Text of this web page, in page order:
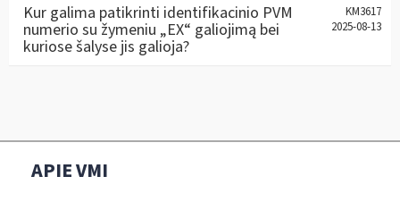
Kur galima patikrinti identifikacinio PVM
numerio su žymeniu „EX“ galiojimą bei
kuriose šalyse jis galioja?
KM3617
2025-08-13
APIE VMI